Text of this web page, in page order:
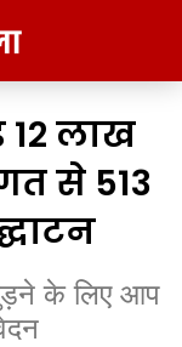
12 लाख
से 513
के लिए आप